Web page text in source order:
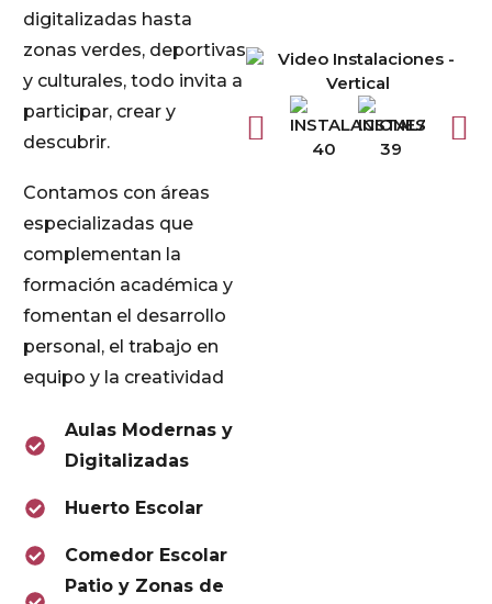
digitalizadas hasta
zonas verdes, deportivas
y culturales, todo invita a
participar, crear y
descubrir.
Contamos con áreas
especializadas que
complementan la
formación académica y
fomentan el desarrollo
personal, el trabajo en
equipo y la creatividad
Aulas Modernas y
Digitalizadas
Huerto Escolar
Comedor Escolar
Patio y Zonas de